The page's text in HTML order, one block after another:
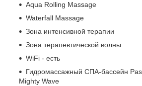
Aqua Rolling Massage
Waterfall Massage
Зона интенсивной терапии
Зона терапевтической волны
WiFi - есть
Гидромассажный СПА-бассейн
Mighty Wave